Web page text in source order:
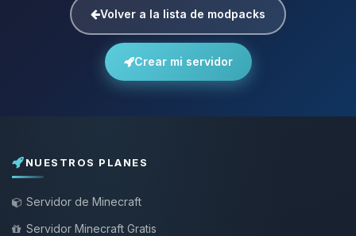
Volver a la lista de modpacks
Crear mi servidor
NUESTROS PLANES
Servidor de Minecraft
Servidor Minecraft Gratis